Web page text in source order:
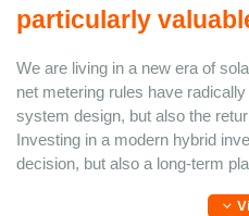
particularly
We are living in a new era of
net metering rules have
system design, but also the
Investing in a modern hybrid
decision, but also a long-term